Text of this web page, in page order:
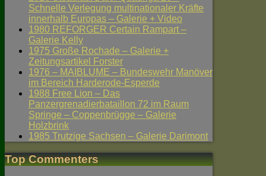
Schnelle Verlegung multinationaler Kräfte
innerhalb Europas – Galerie + Video
1980 REFORGER Certain Rampart –
Galerie Kelly
1975 Große Rochade – Galerie +
Zeitungsartikel Forster
1976 – MAIBLUME – Bundeswehr Manöver
im Bereich Harderode-Esperde
1988 Free Lion – Das
Panzergrenadierbataillon 72 im Raum
Springe – Coppenbrügge – Galerie
Holzbrink
1985 Trutzige Sachsen – Galerie Darimont
Top Commenters